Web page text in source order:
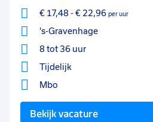
€ 17,48 - € 22,96 per uur
's-Gravenhage
8 tot 36 uur
Tijdelijk
Mbo
Bekijk vacature